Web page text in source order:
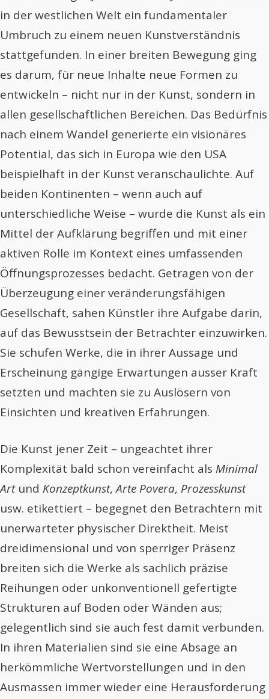
in der westlichen Welt ein fundamentaler
Umbruch zu einem neuen Kunstverständnis
stattgefunden. In einer breiten Bewegung ging
es darum, für neue Inhalte neue Formen zu
entwickeln – nicht nur in der Kunst, sondern in
allen gesellschaftlichen Bereichen. Das Bedürfnis
nach einem Wandel generierte ein visionäres
Potential, das sich in Europa wie den USA
beispielhaft in der Kunst veranschaulichte. Auf
beiden Kontinenten – wenn auch auf
unterschiedliche Weise – wurde die Kunst als ein
Mittel der Aufklärung begriffen und mit einer
aktiven Rolle im Kontext eines umfassenden
Öffnungsprozesses bedacht. Getragen von der
Überzeugung einer veränderungsfähigen
Gesellschaft, sahen Künstler ihre Aufgabe darin,
auf das Bewusstsein der Betrachter einzuwirken.
Sie schufen Werke, die in ihrer Aussage und
Erscheinung gängige Erwartungen ausser Kraft
setzten und machten sie zu Auslösern von
Einsichten und kreativen Erfahrungen.
Die Kunst jener Zeit – ungeachtet ihrer
Komplexität bald schon vereinfacht als Minimal
Artund Konzeptkunst,Arte Povera, Prozesskunst
usw. etikettiert – begegnet den Betrachtern mit
unerwarteter physischer Direktheit. Meist
dreidimensional und von sperriger Präsenz
breiten sich die Werke als sachlich präzise
Reihungen oder unkonventionell gefertigte
Strukturen auf Boden oder Wänden aus;
gelegentlich sind sie auch fest damit verbunden.
In ihren Materialien sind sie eine Absage an
herkömmliche Wertvorstellungen und in den
Ausmassen immer wieder eine Herausforderung